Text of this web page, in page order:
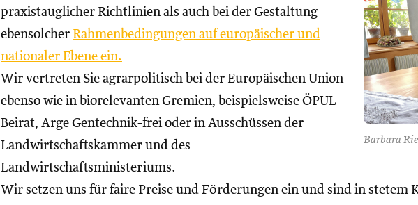
Barbara
praxistauglicher Richtlinien als auch bei der Gestaltung
ebensolcher Rahmenbedingungen auf europäischer und
nationaler Ebene ein.
Wir vertreten Sie agrarpolitisch bei der Europäischen Union
ebenso wie in biorelevanten Gremien, beispielsweise ÖPUL-
Beirat, Arge Gentechnik-frei oder in Ausschüssen der
Landwirtschaftskammer und des
Landwirtschaftsministeriums.
Wir setzen uns für faire Preise und Förderungen ein und sind in stetem